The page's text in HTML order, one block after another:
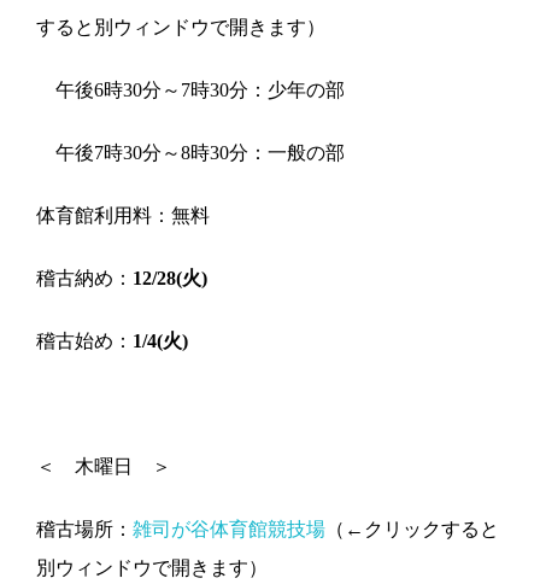
すると別ウィンドウで開きます）
午後6時30分～7時30分：少年の部
午後7時30分～8時30分：一般の部
体育館利用料：無料
稽古納め： 12/28(火)
稽古始め： 1/4(火)
＜ 木曜日 ＞
稽古場所： 雑司が谷体育館競技場 （←クリックすると
別ウィンドウで開きます）